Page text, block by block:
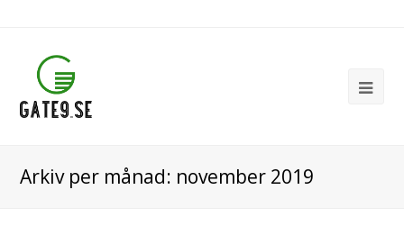
Arkiv per månad: november 2019